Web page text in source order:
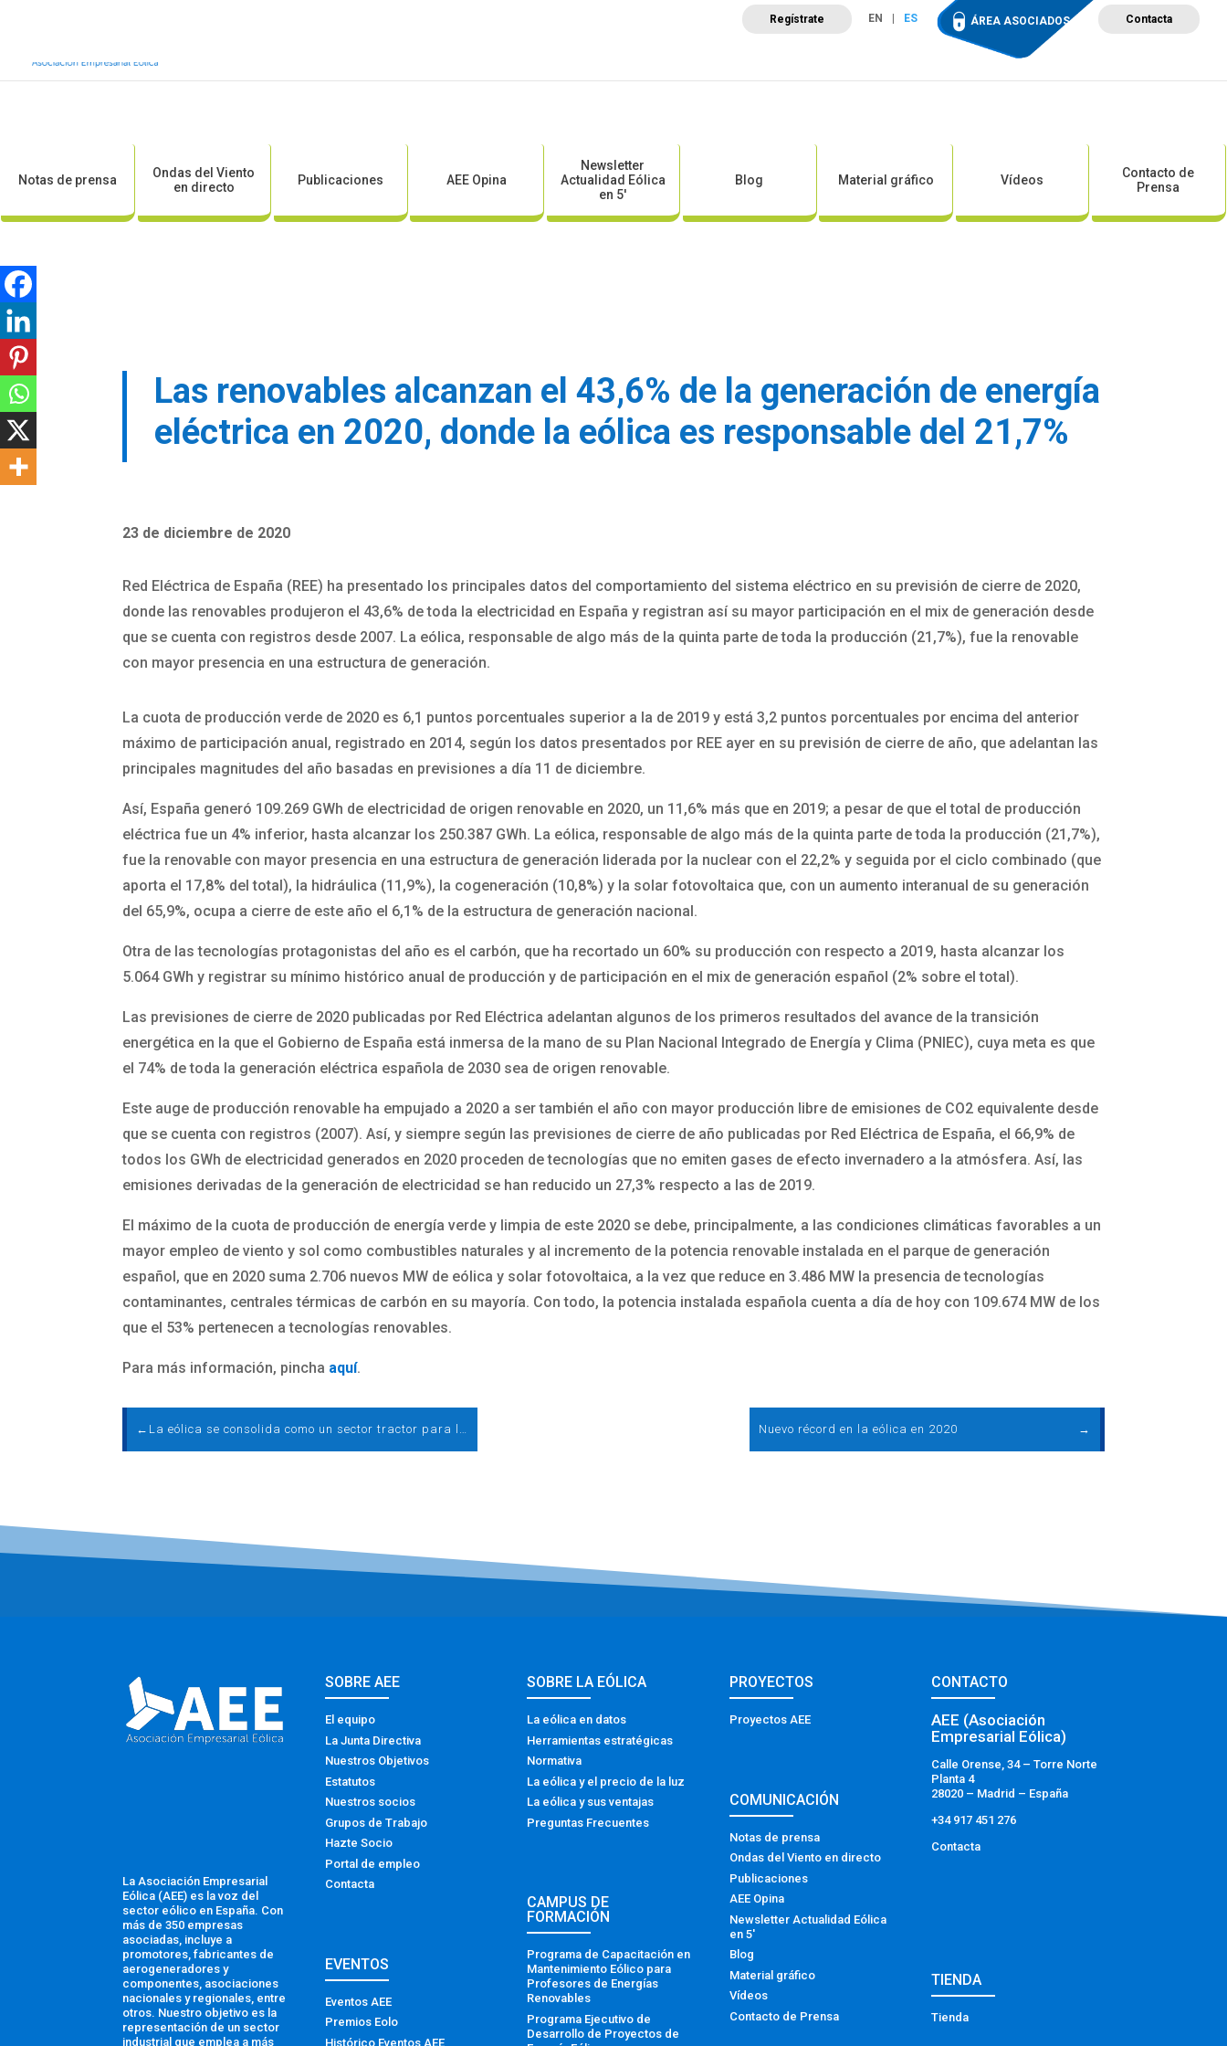
Regístrate EN ES ÁREA ASOCIADOS Contacta
Campus de Formación
Notas de prensa
Ondas del Viento
en directo
Publicaciones AEE Opina
Newsletter
Actualidad Eólica
en 5′
Blog Material gráfico Vídeos
Contacto de
Prensa
Las renovables alcanzan el 43,6% de la generación de energía
eléctrica en 2020, donde la eólica es responsable del 21,7%
23 de diciembre de 2020
Red Eléctrica de España (REE) ha presentado los principales datos del comportamiento del sistema eléctrico en su previsión de cierre de 2020,
donde las renovables produjeron el 43,6% de toda la electricidad en España y registran así su mayor participación en el mix de generación desde
que se cuenta con registros desde 2007. La eólica, responsable de algo más de la quinta parte de toda la producción (21,7%), fue la renovable
con mayor presencia en una estructura de generación.
La cuota de producción verde de 2020 es 6,1 puntos porcentuales superior a la de 2019 y está 3,2 puntos porcentuales por encima del anterior
máximo de participación anual, registrado en 2014, según los datos presentados por REE ayer en su previsión de cierre de año, que adelantan las
principales magnitudes del año basadas en previsiones a día 11 de diciembre.
Así, España generó 109.269 GWh de electricidad de origen renovable en 2020, un 11,6% más que en 2019; a pesar de que el total de producción
eléctrica fue un 4% inferior, hasta alcanzar los 250.387 GWh. La eólica, responsable de algo más de la quinta parte de toda la producción (21,7%),
fue la renovable con mayor presencia en una estructura de generación liderada por la nuclear con el 22,2% y seguida por el ciclo combinado (que
aporta el 17,8% del total), la hidráulica (11,9%), la cogeneración (10,8%) y la solar fotovoltaica que, con un aumento interanual de su generación
del 65,9%, ocupa a cierre de este año el 6,1% de la estructura de generación nacional.
Otra de las tecnologías protagonistas del año es el carbón, que ha recortado un 60% su producción con respecto a 2019, hasta alcanzar los
5.064 GWh y registrar su mínimo histórico anual de producción y de participación en el mix de generación español (2% sobre el total).
Las previsiones de cierre de 2020 publicadas por Red Eléctrica adelantan algunos de los primeros resultados del avance de la transición
energética en la que el Gobierno de España está inmersa de la mano de su Plan Nacional Integrado de Energía y Clima (PNIEC), cuya meta es que
el 74% de toda la generación eléctrica española de 2030 sea de origen renovable.
Este auge de producción renovable ha empujado a 2020 a ser también el año con mayor producción libre de emisiones de CO2 equivalente desde
que se cuenta con registros (2007). Así, y siempre según las previsiones de cierre de año publicadas por Red Eléctrica de España, el 66,9% de
todos los GWh de electricidad generados en 2020 proceden de tecnologías que no emiten gases de efecto invernadero a la atmósfera. Así, las
emisiones derivadas de la generación de electricidad se han reducido un 27,3% respecto a las de 2019.
El máximo de la cuota de producción de energía verde y limpia de este 2020 se debe, principalmente, a las condiciones climáticas favorables a un
mayor empleo de viento y sol como combustibles naturales y al incremento de la potencia renovable instalada en el parque de generación
español, que en 2020 suma 2.706 nuevos MW de eólica y solar fotovoltaica, a la vez que reduce en 3.486 MW la presencia de tecnologías
contaminantes, centrales térmicas de carbón en su mayoría. Con todo, la potencia instalada española cuenta a día de hoy con 109.674 MW de los
que el 53% pertenecen a tecnologías renovables.
Para más información, pincha aquí.
← La eólica se consolida como un sector tractor para la economía española, generando empleo y atrayendo inversiones en el corto plazo Nuevo récord en la eólica en 2020 →
La Asociación Empresarial
Eólica (AEE) es la voz del
sector eólico en España. Con
más de 350 empresas
asociadas, incluye a
promotores, fabricantes de
aerogeneradores y
componentes, asociaciones
nacionales y regionales, entre
otros. Nuestro objetivo es la
representación de un sector
industrial que emplea a más
SOBRE AEE
El equipo
La Junta Directiva
Nuestros Objetivos
Estatutos
Nuestros socios
Grupos de Trabajo
Hazte Socio
Portal de empleo
Contacta
EVENTOS
Eventos AEE
Premios Eolo
Histórico Eventos AEE
SOBRE LA EÓLICA
La eólica en datos
Herramientas estratégicas
Normativa
La eólica y el precio de la luz
La eólica y sus ventajas
Preguntas Frecuentes
CAMPUS DE
FORMACIÓN
Programa de Capacitación en
Mantenimiento Eólico para
Profesores de Energías
Renovables
Programa Ejecutivo de
Desarrollo de Proyectos de
PROYECTOS
Proyectos AEE
COMUNICACIÓN
Notas de prensa
Ondas del Viento en directo
Publicaciones
AEE Opina
Newsletter Actualidad Eólica
en 5′
Blog
Material gráfico
Vídeos
Contacto de Prensa
CONTACTO
AEE (Asociación
Empresarial Eólica)
Calle Orense, 34 – Torre Norte
Planta 4
28020 – Madrid – España
+34 917 451 276
Contacta
TIENDA
Tienda